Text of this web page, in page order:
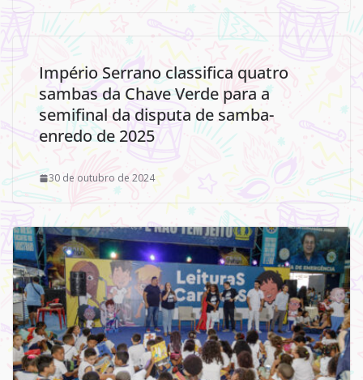
Império Serrano classifica quatro
sambas da Chave Verde para a
semifinal da disputa de samba-
enredo de 2025
30 de outubro de 2024